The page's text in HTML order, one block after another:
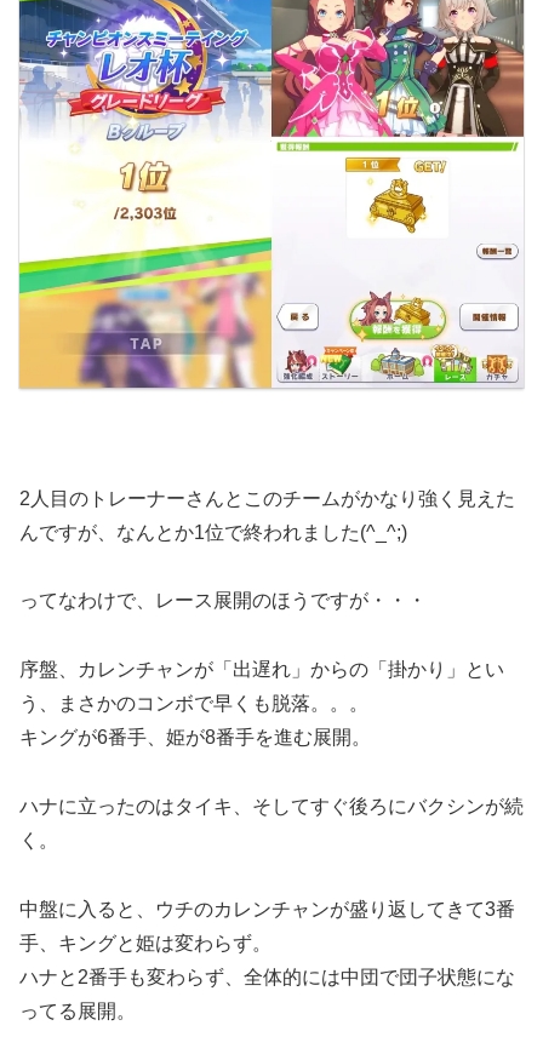
2人目のトレーナーさんとこのチームがかなり強く見えた
んですが、なんとか1位で終われました(^_^;)
ってなわけで、レース展開のほうですが・・・
序盤、カレンチャンが「出遅れ」からの「掛かり」とい
う、まさかのコンボで早くも脱落。。。
キングが6番手、姫が8番手を進む展開。
ハナに立ったのはタイキ、そしてすぐ後ろにバクシンが続
く。
中盤に入ると、ウチのカレンチャンが盛り返してきて3番
手、キングと姫は変わらず。
ハナと2番手も変わらず、全体的には中団で団子状態にな
ってる展開。